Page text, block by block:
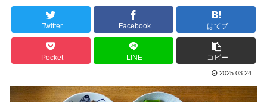
Twitter Facebook はてブ
Pocket LINE コピー
2025.03.24